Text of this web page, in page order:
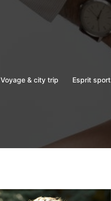
Voyage & city trip Esprit sport